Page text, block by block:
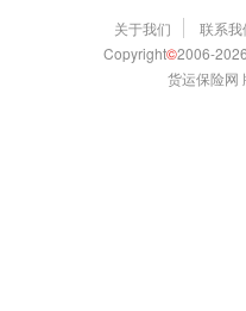
关于我们
联系我
Copyright©2006-
货运保险网